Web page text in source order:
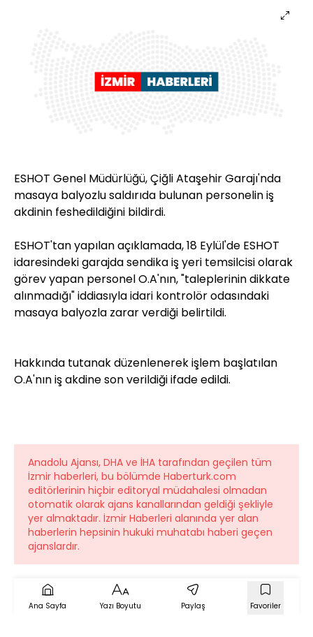
ESHOT Genel Müdürlüğü, Çiğli Ataşehir Garajı'nda
masaya balyozlu saldırıda bulunan personelin iş
akdinin feshedildiğini bildirdi.
ESHOT'tan yapılan açıklamada, 18 Eylül'de ESHOT
idaresindeki garajda sendika iş yeri temsilcisi olarak
görev yapan personel O.A'nın, "taleplerinin dikkate
alınmadığı" iddiasıyla idari kontrolör odasındaki
masaya balyozla zarar verdiği belirtildi.
Hakkında tutanak düzenlenerek işlem başlatılan
O.A'nın iş akdine son verildiği ifade edildi.
Anadolu Ajansı, DHA ve İHA tarafından geçilen tüm
İzmir haberleri, bu bölümde Haberturk.com
editörlerinin hiçbir editoryal müdahalesi olmadan
otomatik olarak ajans kanallarından geldiği şekliyle
yer almaktadır. İzmir Haberleri alanında yer alan
haberlerin hepsinin hukuki muhatabı haberi geçen
ajanslardır.
Ana Sayfa Yazı Boyutu Paylaş Favoriler